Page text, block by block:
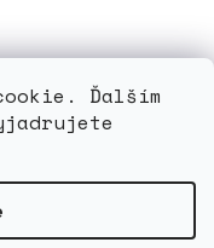
Ďalším